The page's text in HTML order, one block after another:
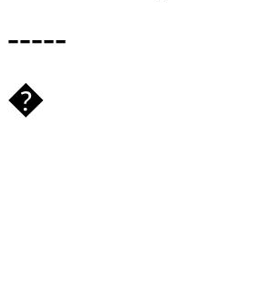
-----
�